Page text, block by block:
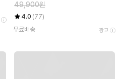
49,900원
4.0 (77)
무료배송
광고